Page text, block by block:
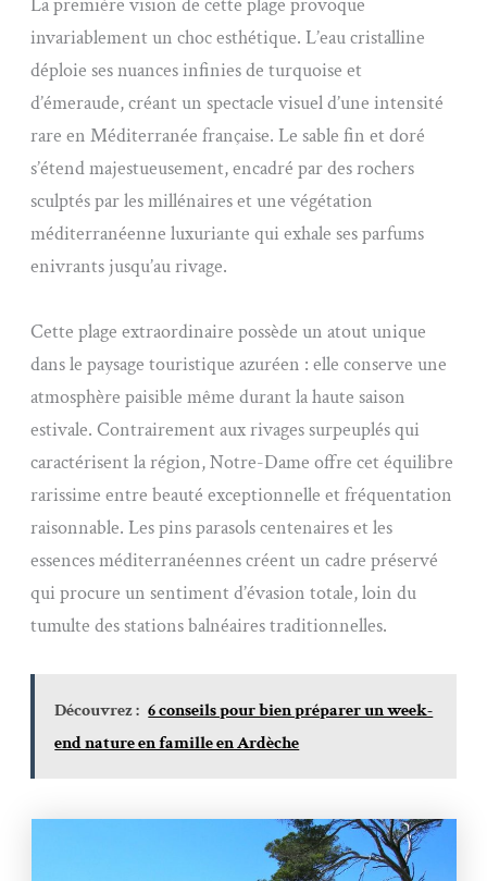
La première vision de cette plage provoque
invariablement un choc esthétique. L’eau cristalline
déploie ses nuances infinies de turquoise et
d’émeraude, créant un spectacle visuel d’une intensité
rare en Méditerranée française. Le sable fin et doré
s’étend majestueusement, encadré par des rochers
sculptés par les millénaires et une végétation
méditerranéenne luxuriante qui exhale ses parfums
enivrants jusqu’au rivage.
Cette plage extraordinaire possède un atout unique
dans le paysage touristique azuréen : elle conserve une
atmosphère paisible même durant la haute saison
estivale. Contrairement aux rivages surpeuplés qui
caractérisent la région, Notre-Dame offre cet équilibre
rarissime entre beauté exceptionnelle et fréquentation
raisonnable. Les pins parasols centenaires et les
essences méditerranéennes créent un cadre préservé
qui procure un sentiment d’évasion totale, loin du
tumulte des stations balnéaires traditionnelles.
Découvrez : 6 conseils pour bien préparer un week-
end nature en famille en Ardèche